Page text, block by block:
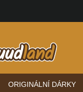
ORIGINÁLNÍ DÁRKY